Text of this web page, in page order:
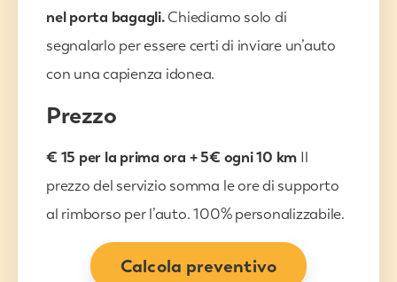
nel porta bagagli.Chiediamo solo di
segnalarlo per essere certi di inviare un’auto
con una capienza idonea.
Prezzo
€ 15 per la prima ora + 5€ ogni 10 km Il
prezzo del servizio somma le ore di supporto
al rimborso per l’auto. 100% personalizzabile.
Calcola preventivo